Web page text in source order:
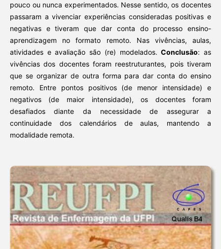
pouco ou nunca experimentados. Nesse sentido, os docentes
passaram a vivenciar experiências consideradas positivas e
negativas e tiveram que dar conta do processo ensino-
aprendizagem no formato remoto. Nas vivências, aulas,
atividades e avaliação são (re) modelados.Conclusão: as
vivências dos docentes foram reestruturantes, pois tiveram
que se organizar de outra forma para dar conta do ensino
remoto. Entre pontos positivos (de menor intensidade) e
negativos (de maior intensidade), os docentes foram
desafiados diante da necessidade de assegurar a
continuidade dos calendários de aulas, mantendo a
modalidade remota.